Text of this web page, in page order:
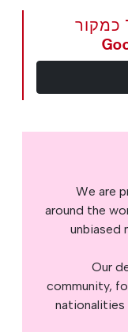
הגדר את The Portugal News כמקור
We are
around the
unbiased
Our
community,
nationalities